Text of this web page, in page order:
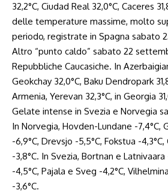
32,2°C, Ciudad Real 32,0°C, Caceres
delle temperature massime, molto
periodo, registrate in Spagna sabato
Altro “punto caldo” sabato 22
Repubbliche Caucasiche. In
Geokchay 32,0°C, Baku Dendropark
Armenia, Yerevan 32,3°C, in Georgia
Gelate intense in Svezia e Norvegia
In Norvegia, Hovden-Lundane -7,4°C,
-6,9°C, Drevsjo -5,5°C, Fokstua -
-3,8°C. In Svezia, Bortnan e Latnivaara
-4,5°C, Pajala e Sveg -4,2°C,
-3,6°C.